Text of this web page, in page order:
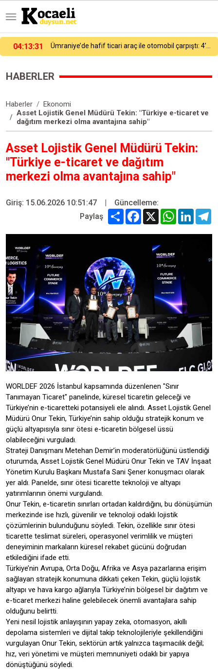
02:31:49
HABERLER
Haberler
Ekonomi
Asset Lojistik Genel Müdürü Tekin: "Türkiye e-ticaret ve
dağıtım merkezi olma avantajına sahip"
Asset Lojistik Genel Müdürü Tekin:
"Türkiye e-ticaret ve dağıtım
merkezi olma avantajına sahip"
Giriş: 15.06.2026 10:51:47 |
Güncelleme:
Paylaş
Share Facebook
X WhatsApp
WORLDEF 2026 İstanbul kapsamında düzenlenen "Sınır
Tanımayan Ticaret" panelinde, küresel ticaretin geleceği ve
Türkiye’nin e-ticaretteki potansiyeli ele alındı. Asset Lojistik Genel
Müdürü Onur Tekin, Türkiye’nin sahip olduğu stratejik konum ve
güçlü altyapısıyla sınır ötesi e-ticaretin bölgesel üssü
olabileceğini vurguladı.
Strateji Danışmanı Metehan Demir’in moderatörlüğünü üstlendiği
oturumda, Asset Lojistik Genel Müdürü Onur Tekin ve TAV İnşaat
Yönetim Kurulu Başkanı Mustafa Sani Şener konuşmacı olarak
yer aldı. Panelde, sınır ötesi ticarette teknoloji ve altyapı
yatırımlarının önemi vurgulandı.
Onur Tekin, e-ticaretin sınırları ortadan kaldırdığını, bu dönüşümün
merkezinde ise hızlı, güvenilir ve teknoloji odaklı lojistik
çözümlerinin bulunduğunu söyledi. Tekin, özellikle sınır ötesi
ticarette teslimat süreleri, operasyonel verimlilik ve müşteri
deneyiminin markaların küresel rekabet gücünü doğrudan
etkilediğini ifade etti.
Türkiye’nin Avrupa, Orta Doğu, Afrika ve Asya pazarlarına erişim
sağlayan stratejik konumuna dikkati çeken Tekin, güçlü lojistik
altyapı ve hava kargo ağlarıyla Türkiye’nin bölgesel bir dağıtım ve
e-ticaret merkezi haline gelebilecek önemli avantajlara sahip
olduğunu belirtti.
Yeni nesil lojistik anlayışının yapay zeka, otomasyon, akıllı
depolama sistemleri ve dijital takip teknolojileriyle şekillendiğini
vurgulayan Onur Tekin, sektörün artık yalnızca taşımacılık değil;
hız, veri yönetimi ve müşteri memnuniyeti odaklı bir yapıya
dönüştüğünü söyledi.